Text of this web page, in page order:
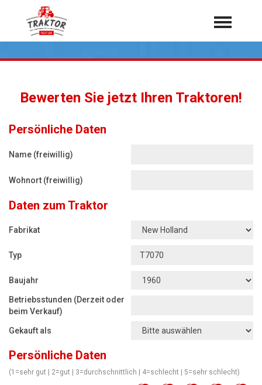
Home
Mähdrescher
Feldhäcksler
Radlader
Rasentraktoren
Jetzt Bewerten
Über 7.000 Testberichte
Bewerten Sie jetzt Ihren Traktoren!
Persönliche Daten
Name (freiwillig)
Wohnort (freiwillig)
Daten zum Traktor
Fabrikat
Typ
Baujahr
Betriebsstunden (Derzeit oder
beim Verkauf)
Gekauft als
Persönliche Daten
(1=sehr gut | 2=gut | 3=durchschnittlich | 4=schlecht | 5=sehr schlecht)